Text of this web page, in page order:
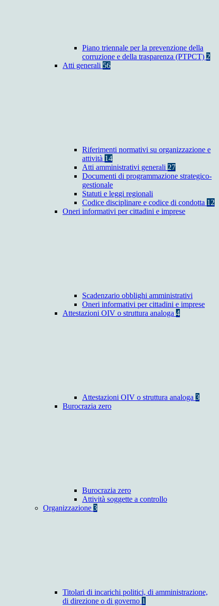
Piano triennale per la prevenzione della
corruzione e della trasparenza (PTPCT) 2
Atti generali 56
Riferimenti normativi su organizzazione e
attività 14
Atti amministrativi generali 27
Documenti di programmazione strategico-
gestionale
Statuti e leggi regionali
Codice disciplinare e codice di condotta 12
Oneri informativi per cittadini e imprese
Scadenzario obblighi amministrativi
Oneri informativi per cittadini e imprese
Attestazioni OIV o struttura analoga 4
Attestazioni OIV o struttura analoga 3
Burocrazia zero
Burocrazia zero
Attività soggette a controllo
Organizzazione 3
Titolari di incarichi politici, di amministrazione,
di direzione o di governo 1